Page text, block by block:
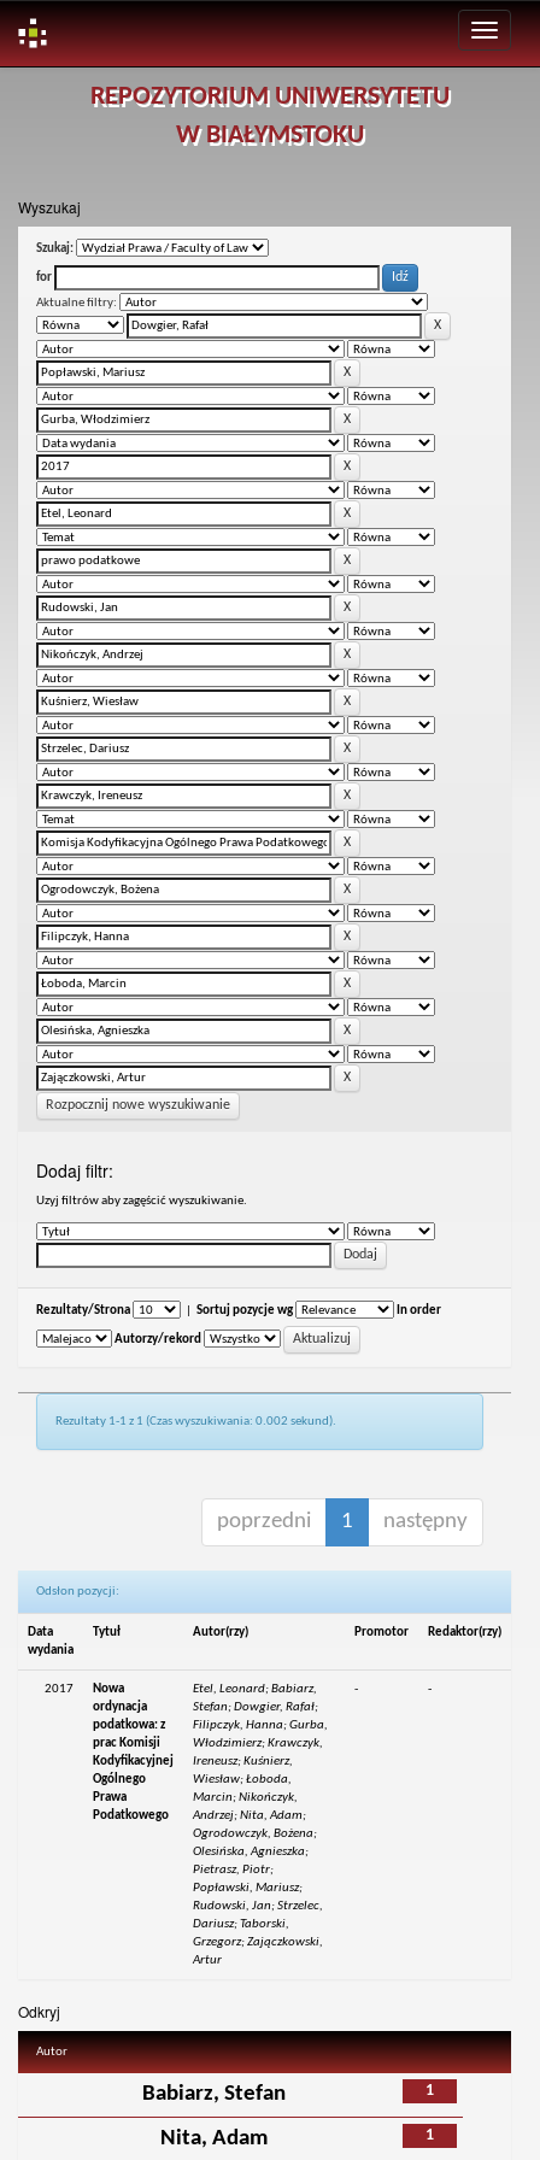
REPOZYTORIUM UNIWERSYTETU
W BIAŁYMSTOKU
Wyszukaj
Szukaj:
for
Aktualne filtry:
Rozpocznij nowe wyszukiwanie
Dodaj filtr:
Uzyj filtrów aby zagęścić wyszukiwanie.
Rezultaty/Strona Sortuj pozycje wg In order
Autorzy/rekord
Rezultaty 1-1 z 1 (Czas wyszukiwania: 0.002 sekund).
poprzedni 1 następny
Odsłon pozycji:
Data
wydania
Tytuł Autor(rzy) Promotor Redaktor(rzy)
2017
Nowa
ordynacja
podatkowa: z
prac Komisji
Kodyfikacyjnej
Ogólnego
Prawa
Podatkowego
Etel, Leonard; Babiarz,
Stefan; Dowgier, Rafał;
Filipczyk, Hanna; Gurba,
Włodzimierz; Krawczyk,
Ireneusz; Kuśnierz,
Wiesław; Łoboda,
Marcin; Nikończyk,
Andrzej; Nita, Adam;
Ogrodowczyk, Bożena;
Olesińska, Agnieszka;
Pietrasz, Piotr;
Popławski, Mariusz;
Rudowski, Jan; Strzelec,
Dariusz; Taborski,
Grzegorz; Zajączkowski,
Artur
- -
Odkryj
Autor
1
Babiarz, Stefan
1
Nita, Adam